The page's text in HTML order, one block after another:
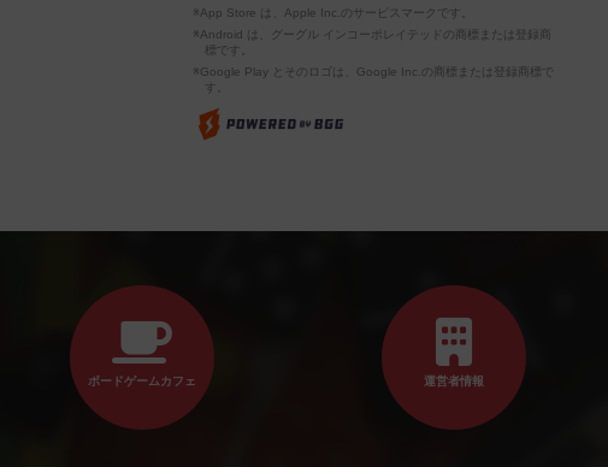
※App Store は、Apple Inc.のサービスマークです。
※Android は、グーグル インコーポレイテッドの商標または登録商
標です。
※Google Play とそのロゴは、Google Inc.の商標または登録商標で
す。
ボードゲームカフェ 運営者情報